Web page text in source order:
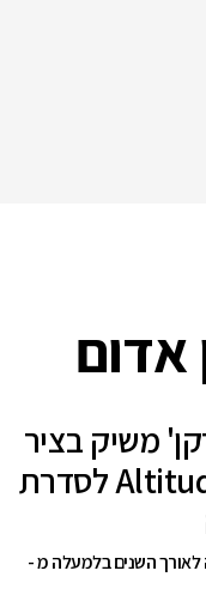
אדום
משיק בציר
חדש Altitude לסדרת
השנים בלמעלה מ -